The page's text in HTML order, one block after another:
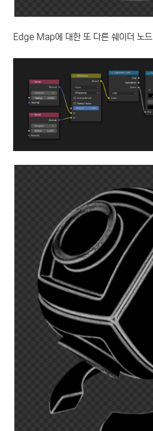
Edge Map에 대한 또 다른 쉐이더 노드